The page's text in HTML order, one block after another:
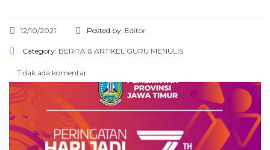
12/10/2021 Posted by: Editor
Category: BERITA & ARTIKEL GURU MENULIS
Tidak ada komentar